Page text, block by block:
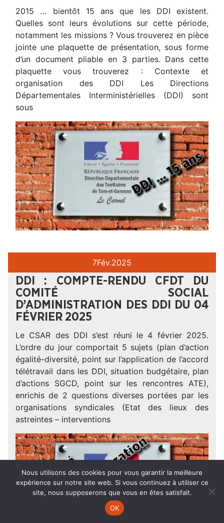
2015 … bientôt 15 ans que les DDI existent.
Quelles sont leurs évolutions sur cette période,
notamment les missions ? Vous trouverez en pièce
jointe une plaquette de présentation, sous forme
d’un document pliable en 3 parties. Dans cette
plaquette vous trouverez : Contexte et
organisation des DDI Les Directions
Départementales Interministérielles (DDI) sont
sous
7Fév.2025
DDI : COMPTE-RENDU CFDT DU
COMITÉ SOCIAL
D’ADMINISTRATION DES DDI DU 04
FÉVRIER 2025
Le CSAR des DDI s’est réuni le 4 février 2025.
L’ordre du jour comportait 5 sujets (plan d’action
égalité-diversité, point sur l’application de l’accord
télétravail dans les DDI, situation budgétaire, plan
d’actions SGCD, point sur les rencontres ATE),
enrichis de 2 questions diverses portées par les
organisations syndicales (Etat des lieux des
astreintes – interventions
Nous utilisons des cookies pour vous garantir la meilleure
expérience sur notre site web. Si vous continuez à utiliser ce
site, nous supposerons que vous en êtes satisfait.
OK